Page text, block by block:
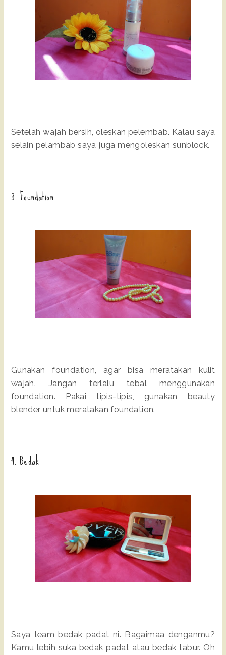
Setelah wajah bersih, oleskan pelembab. Kalau saya
selain pelambab saya juga mengoleskan sunblock.
3. Foundation
Gunakan foundation, agar bisa meratakan kulit
wajah. Jangan terlalu tebal menggunakan
foundation. Pakai tipis-tipis, gunakan beauty
blender untuk meratakan foundation.
4. Bedak
Saya team bedak padat ni. Bagaimaa denganmu?
Kamu lebih suka bedak padat atau bedak tabur. Oh